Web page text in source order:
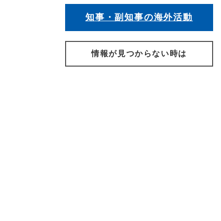
知事・副知事の海外活動
情報が見つからない時は